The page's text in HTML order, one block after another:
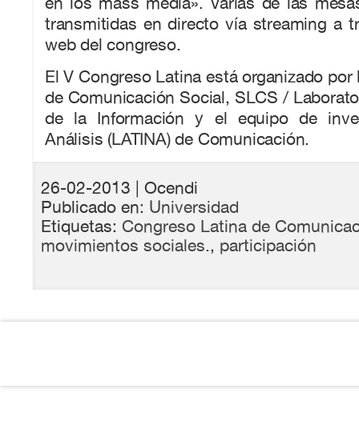
transmitidas en directo vía streaming a
web del congreso.
El V Congreso Latina está organizado
de Comunicación Social, SLCS /
de la Información y el equipo de
Análisis (LATINA) de Comunicación.
26-02-2013 | Ocendi
Publicado en: Universidad
Etiquetas: Congreso Latina de
movimientos sociales. , participación